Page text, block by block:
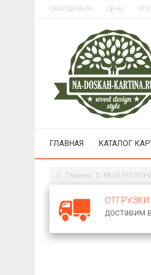
СВОЙ ДИЗАЙН ЦЕНЫ
ГЛАВНАЯ КАТАЛОГ
Главная МЫ В
доставим